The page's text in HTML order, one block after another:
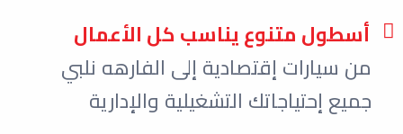
أسطول متنوع يناسب كل الأعمال
من سيارات إقتصادية إلى الفارهه نلبي
جميع إحتياجاتك التشغيلية والإدارية